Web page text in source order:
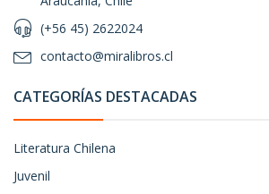
(+56 45) 2622024
contacto@miralibros.cl
CATEGORÍAS DESTACADAS
Literatura Chilena
Juvenil